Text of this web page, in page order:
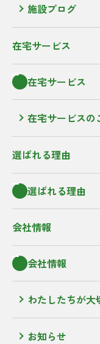
施設ブログ
在宅サービス
在宅サービス
在宅サービスの
選ばれる理由
選ばれる理由
会社情報
会社情報
わたしたちが大
お知らせ